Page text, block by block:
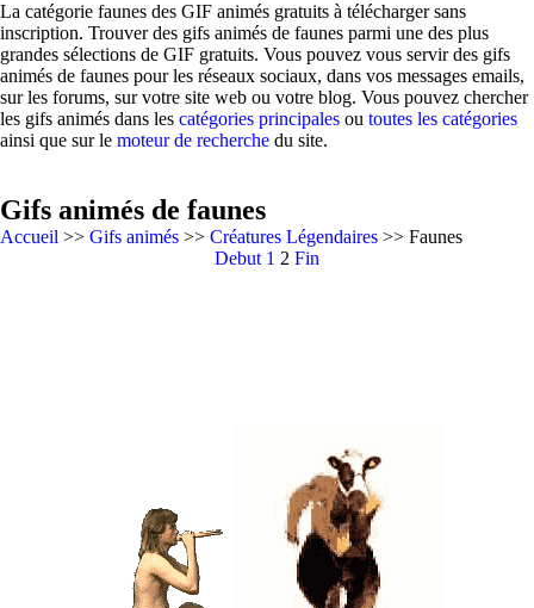
La catégorie faunes des GIF animés gratuits à télécharger sans
inscription. Trouver des gifs animés de faunes parmi une des plus
grandes sélections de GIF gratuits. Vous pouvez vous servir des gifs
animés de faunes pour les réseaux sociaux, dans vos messages emails,
sur les forums, sur votre site web ou votre blog. Vous pouvez chercher
les gifs animés dans les catégories principales ou toutes les catégories
ainsi que sur le moteur de recherche du site.
Gifs animés de faunes
Accueil >> Gifs animés >> Créatures Légendaires >> Faunes
Debut 1 2 Fin